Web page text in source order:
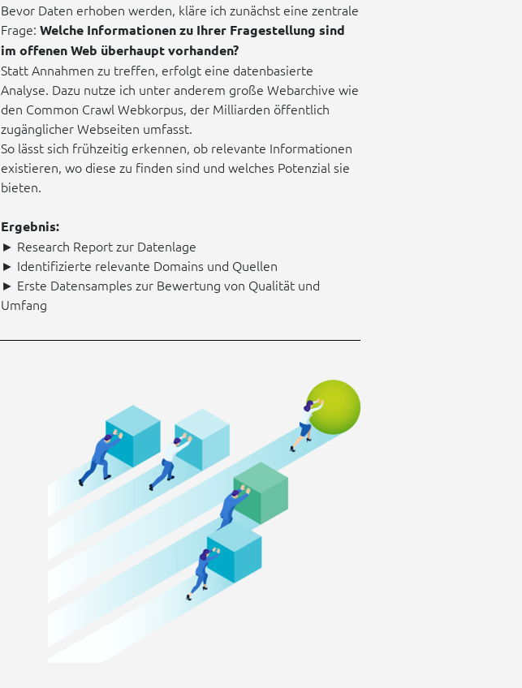
Bevor Daten erhoben werden, kläre ich zunächst eine zentrale
Frage: Welche Informationen zu Ihrer Fragestellung sind
im offenen Web überhaupt vorhanden?
Statt Annahmen zu treffen, erfolgt eine datenbasierte
Analyse. Dazu nutze ich unter anderem große Webarchive wie
den Common Crawl Webkorpus, der Milliarden öffentlich
zugänglicher Webseiten umfasst.
So lässt sich frühzeitig erkennen, ob relevante Informationen
existieren, wo diese zu finden sind und welches Potenzial sie
bieten.
Ergebnis:
► Research Report zur Datenlage
► Identifizierte relevante Domains und Quellen
► Erste Datensamples zur Bewertung von Qualität und
Umfang